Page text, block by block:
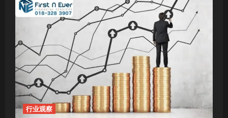
行业观察